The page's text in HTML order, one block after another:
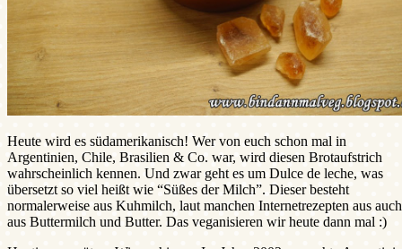
Heute wird es südamerikanisch! Wer von euch schon mal in
Argentinien, Chile, Brasilien & Co. war, wird diesen Brotaufstrich
wahrscheinlich kennen. Und zwar geht es um Dulce de leche, was
übersetzt so viel heißt wie “Süßes der Milch”. Dieser besteht
normalerweise aus Kuhmilch, laut manchen Internetrezepten aus auch
aus Buttermilch und Butter. Das veganisieren wir heute dann mal :)